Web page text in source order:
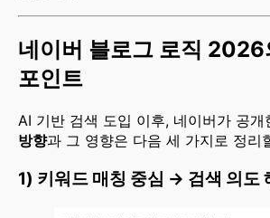
네이버 블로그 로직 2026
포인트
AI 기반 검색 도입 이후, 네이버가 공개
방향과 그 영향은 다음 세 가지로 정리
1) 키워드 매칭 중심 → 검색 의도